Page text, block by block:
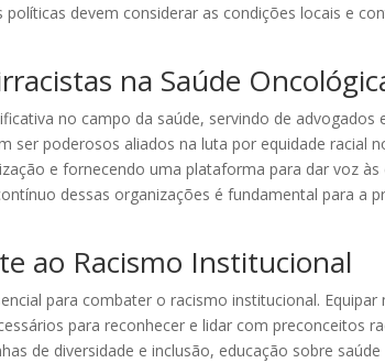
devem considerar as condições locais e
na Saúde
no campo da saúde, servindo de advogados
ser poderosos aliados na luta por equidade racial
e fornecendo uma plataforma para dar voz às
dessas organizações é fundamental para a
ao Racismo Institucional
para combater o racismo institucional. Equipar
para reconhecer e lidar com preconceitos
de diversidade e inclusão, educação sobre saúde